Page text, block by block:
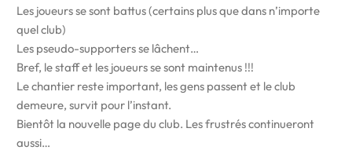
Les joueurs se sont battus (certains plus que dans n’importe
quel club)
Les pseudo-supporters se lâchent…
Bref, le staff et les joueurs se sont maintenus !!!
Le chantier reste important, les gens passent et le club
demeure, survit pour l’instant.
Bientôt la nouvelle page du club. Les frustrés continueront
aussi…